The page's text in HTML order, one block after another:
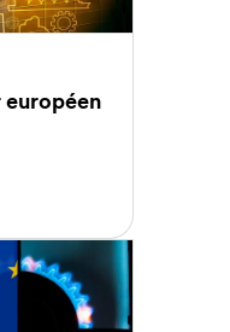
européen